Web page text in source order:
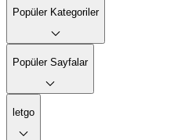
Popüler Kategoriler
Popüler Sayfalar
letgo